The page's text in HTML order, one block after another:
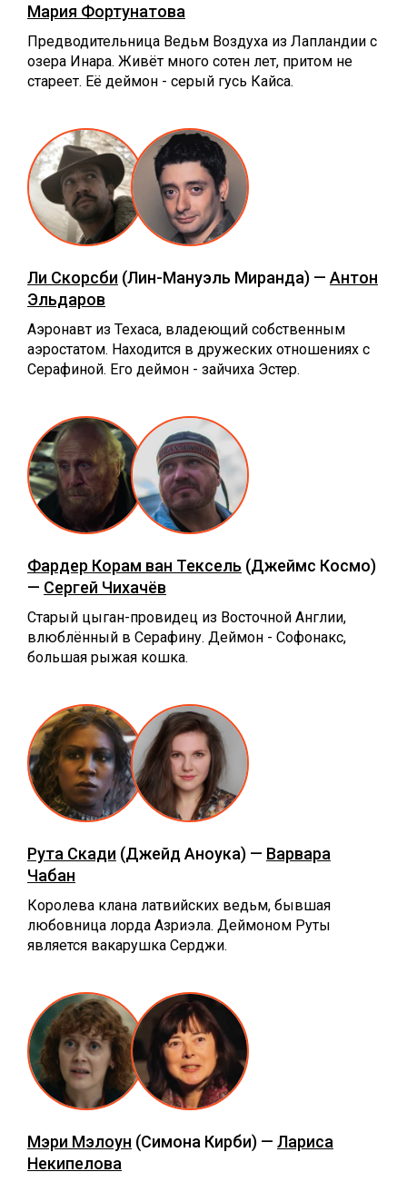
Мария Фортунатова
Предводительница Ведьм Воздуха из Лапландии с
озера Инара. Живёт много сотен лет, притом не
стареет. Её деймон - серый гусь Кайса.
Ли Скорсби (Лин-Мануэль Миранда) — Антон
Эльдаров
Аэронавт из Техаса, владеющий собственным
аэростатом. Находится в дружеских отношениях с
Серафиной. Его деймон - зайчиха Эстер.
Фардер Корам ван Тексель (Джеймс Космо)
— Сергей Чихачёв
Старый цыган-провидец из Восточной Англии,
влюблённый в Серафину. Деймон - Софонакс,
большая рыжая кошка.
Рута Скади (Джейд Аноука) — Варвара
Чабан
Королева клана латвийских ведьм, бывшая
любовница лорда Азриэла. Деймоном Руты
является вакарушка Серджи.
Мэри Мэлоун (Симона Кирби) — Лариса
Некипелова